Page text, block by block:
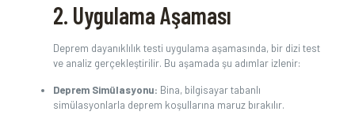
2. Uygulama Aşaması
Deprem dayanıklılık testi uygulama aşamasında, bir dizi test
ve analiz gerçekleştirilir. Bu aşamada şu adımlar izlenir:
Deprem Simülasyonu: Bina, bilgisayar tabanlı
simülasyonlarla deprem koşullarına maruz bırakılır.